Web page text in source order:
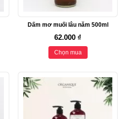
Dấm mơ muối lâu năm 500ml
62.000 ₫
Chọn mua